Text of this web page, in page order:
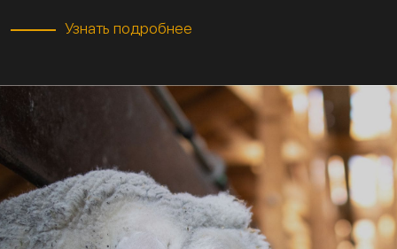
Узнать подробнее